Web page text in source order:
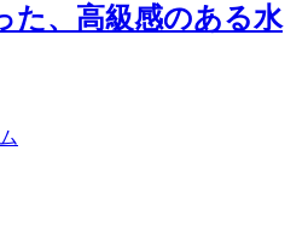
た、高級感のある水